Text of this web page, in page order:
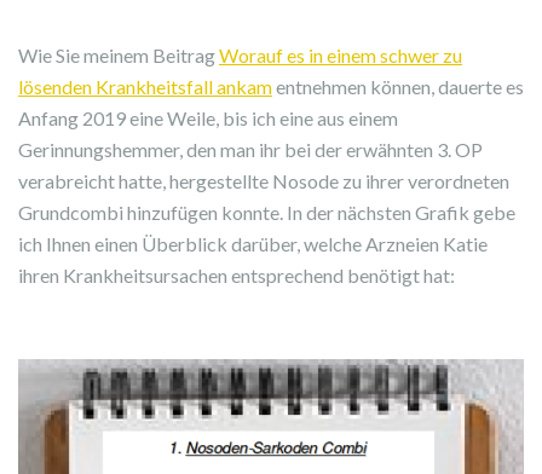
Wie Sie meinem BeitragWorauf es in einem schwer zu
lösenden Krankheitsfall ankamentnehmen können, dauerte es
Anfang 2019 eine Weile, bis ich eine aus einem
Gerinnungshemmer, den man ihr bei der erwähnten 3. OP
verabreicht hatte, hergestellte Nosode zu ihrer verordneten
Grundcombi hinzufügen konnte. In der nächsten Grafik gebe
ich Ihnen einen Überblick darüber, welche Arzneien Katie
ihren Krankheitsursachen entsprechend benötigt hat: